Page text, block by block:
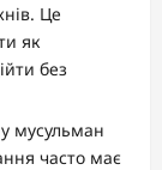
Це
як
без
мусульман
часто має